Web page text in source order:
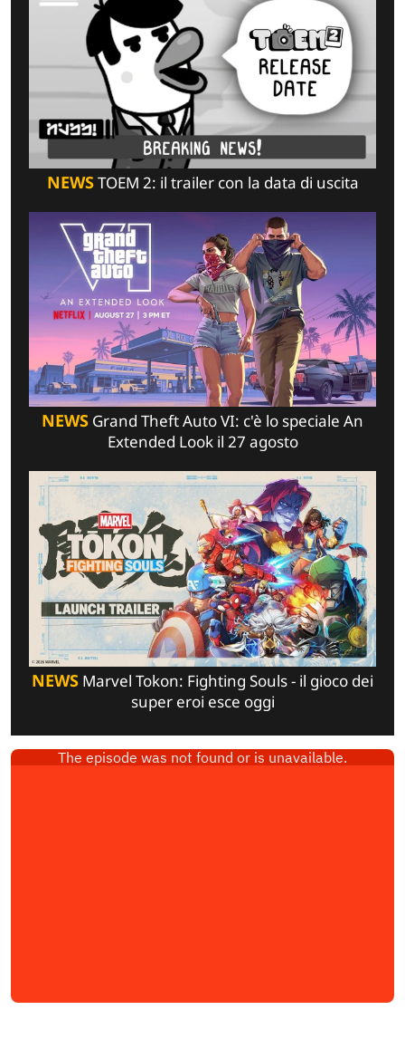
NEWSTOEM 2: il trailer con la data di uscita
NEWS Grand Theft Auto VI: c'è lo speciale An
Extended Look il 27 agosto
NEWS Marvel Tokon: Fighting Souls - il gioco dei
super eroi esce oggi